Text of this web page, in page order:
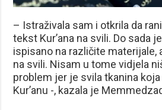
– Istraživala sam i otkrila da
tekst Kur’ana na svili. Do sada
ispisano na različite materijale,
na svili. Nisam u tome vidjela
problem jer je svila tkanina
Kur’anu -, kazala je